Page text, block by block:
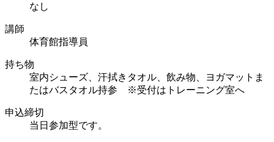
なし
講師
体育館指導員
持ち物
室内シューズ、汗拭きタオル、飲み物、ヨガマットま
たはバスタオル持参 ※受付はトレーニング室へ
申込締切
当日参加型です。